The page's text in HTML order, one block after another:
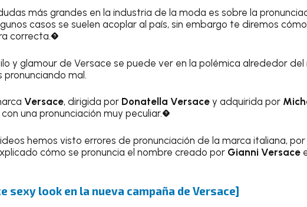
más grandes en la industria de la moda es sobre la
casos se suelen acoplar al país, sin embargo te diremos
correcta.�
y glamour de Versace se puede ver en la polémica alrededor del
mal.
Versace, dirigida por Donatella Versace y adquirida por
una pronunciación muy peculiar.�
hemos visto errores de pronunciación de la marca italiana, por
cómo se pronuncia el nombre creado por Gianni Versace
sexy look en la nueva campaña de Versace]